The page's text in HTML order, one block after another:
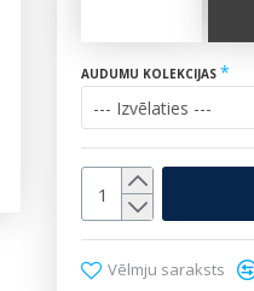
AUDUMU KOLEKCIJAS
Vēlmju saraksts